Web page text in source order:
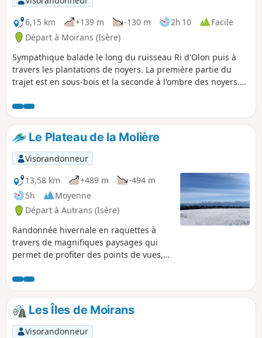
6,15 km
+139 m -130 m 2h 10
Facile
Départ à Moirans (Isère)
Sympathique balade le long du ruisseau Ri d'Olon puis à
travers les plantations de noyers. La première partie du
trajet est en sous-bois et la seconde à l'ombre des noyers.
enfants, voire avec une poussette.
Le Plateau de la Molière
Visorandonneur
13,58 km
+489 m
-494 m
5h
Moyenne
Départ à Autrans (Isère)
Randonnée hivernale en raquettes à
travers de magnifiques paysages qui
permet de profiter des points de vues,
Les Îles de Moirans
Visorandonneur